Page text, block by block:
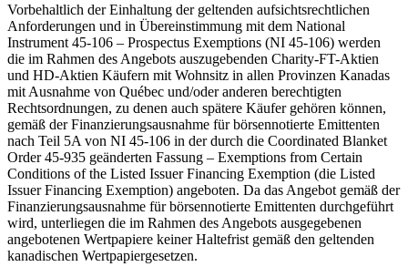
Vorbehaltlich der Einhaltung der geltenden aufsichtsrechtlichen
Anforderungen und in Übereinstimmung mit dem National
Instrument 45-106 – Prospectus Exemptions (NI 45-106) werden
die im Rahmen des Angebots auszugebenden Charity-FT-Aktien
und HD-Aktien Käufern mit Wohnsitz in allen Provinzen Kanadas
mit Ausnahme von Québec und/oder anderen berechtigten
Rechtsordnungen, zu denen auch spätere Käufer gehören können,
gemäß der Finanzierungsausnahme für börsennotierte Emittenten
nach Teil 5A von NI 45-106 in der durch die Coordinated Blanket
Order 45-935 geänderten Fassung – Exemptions from Certain
Conditions of the Listed Issuer Financing Exemption (die Listed
Issuer Financing Exemption) angeboten. Da das Angebot gemäß der
Finanzierungsausnahme für börsennotierte Emittenten durchgeführt
wird, unterliegen die im Rahmen des Angebots ausgegebenen
angebotenen Wertpapiere keiner Haltefrist gemäß den geltenden
kanadischen Wertpapiergesetzen.